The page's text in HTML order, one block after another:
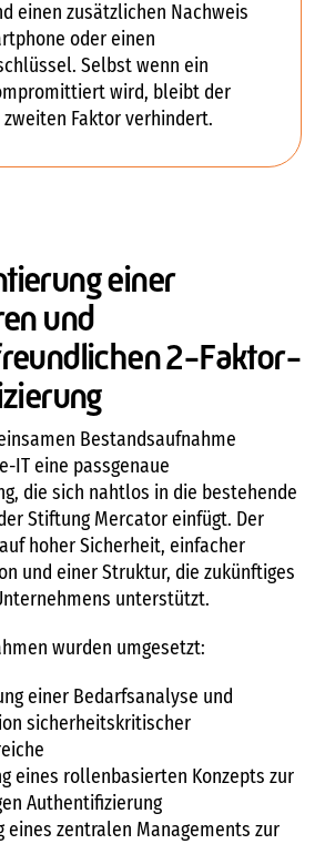
einen zusätzlichen Nachweis
oder einen
Selbst wenn ein
wird, bleibt der
zweiten Faktor verhindert.
einer
und
2-Faktor-
Bestandsaufnahme
IT eine passgenaue
die sich nahtlos in die bestehende
Stiftung Mercator einfügt. Der
hoher Sicherheit, einfacher
und einer Struktur, die zukünftiges
unterstützt.
wurden umgesetzt:
einer Bedarfsanalyse und
sicherheitskritischer
eines rollenbasierten Konzepts zur
Authentifizierung
eines zentralen Managements zur